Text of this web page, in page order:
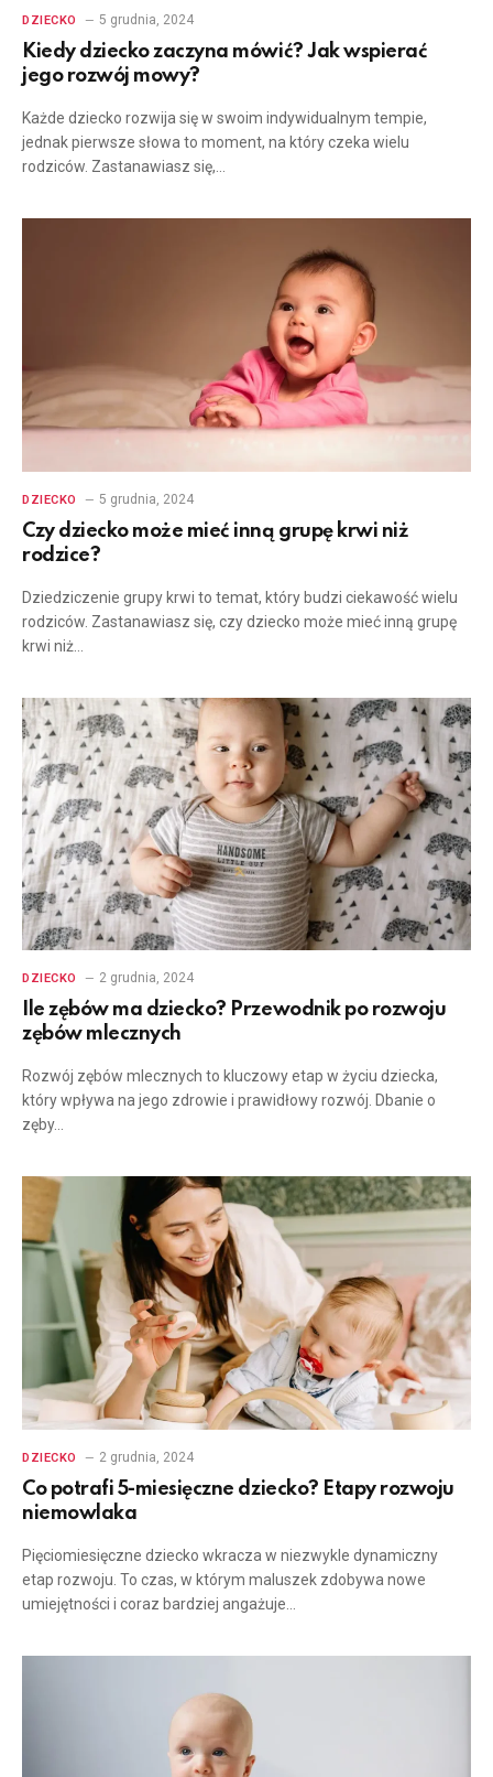
DZIECKO 5 grudnia, 2024
Kiedy dziecko zaczyna mówić? Jak wspierać
jego rozwój mowy?
Każde dziecko rozwija się w swoim indywidualnym tempie,
jednak pierwsze słowa to moment, na który czeka wielu
rodziców. Zastanawiasz się,…
DZIECKO 5 grudnia, 2024
Czy dziecko może mieć inną grupę krwi niż
rodzice?
Dziedziczenie grupy krwi to temat, który budzi ciekawość wielu
rodziców. Zastanawiasz się, czy dziecko może mieć inną grupę
krwi niż…
DZIECKO 2 grudnia, 2024
Ile zębów ma dziecko? Przewodnik po rozwoju
zębów mlecznych
Rozwój zębów mlecznych to kluczowy etap w życiu dziecka,
który wpływa na jego zdrowie i prawidłowy rozwój. Dbanie o
zęby…
DZIECKO 2 grudnia, 2024
Co potrafi 5-miesięczne dziecko? Etapy rozwoju
niemowlaka
Pięciomiesięczne dziecko wkracza w niezwykle dynamiczny
etap rozwoju. To czas, w którym maluszek zdobywa nowe
umiejętności i coraz bardziej angażuje…